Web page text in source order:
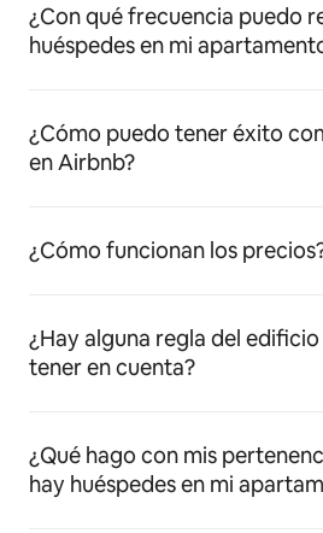
¿Con qué frecuencia puedo
huéspedes en mi
¿Cómo puedo tener éxito
en Airbnb?
¿Cómo funcionan los
¿Hay alguna regla del
tener en cuenta?
¿Qué hago con mis
hay huéspedes en mi